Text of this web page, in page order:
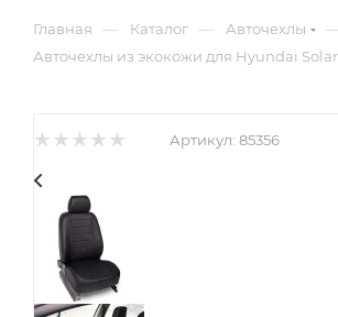
Главная — Каталог — Авточехлы
Авточехлы из экокожи для Hyundai
Артикул: 85356